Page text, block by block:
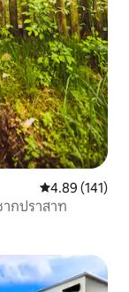
คะแนนเฉลี่ย
4.89 (141)
กปราสาท